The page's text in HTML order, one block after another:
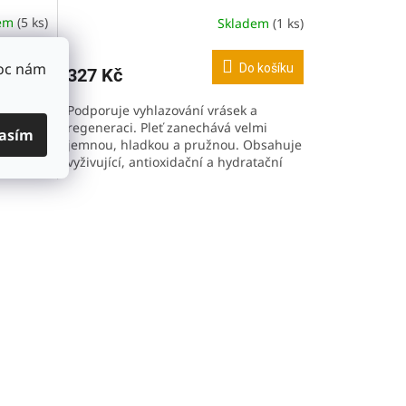
nám
(5 ks)
košíku
po
hodnocení
je
z
5
hvězdiček.
Skladem (1 ks)
327 Kč Do košíku
Podporuje vyhlazování vrásek a
regeneraci. Pleť zanechává velmi
jemnou, hladkou a pružnou. Obsahuje
vyživující, antioxidační a hydratační
složky.